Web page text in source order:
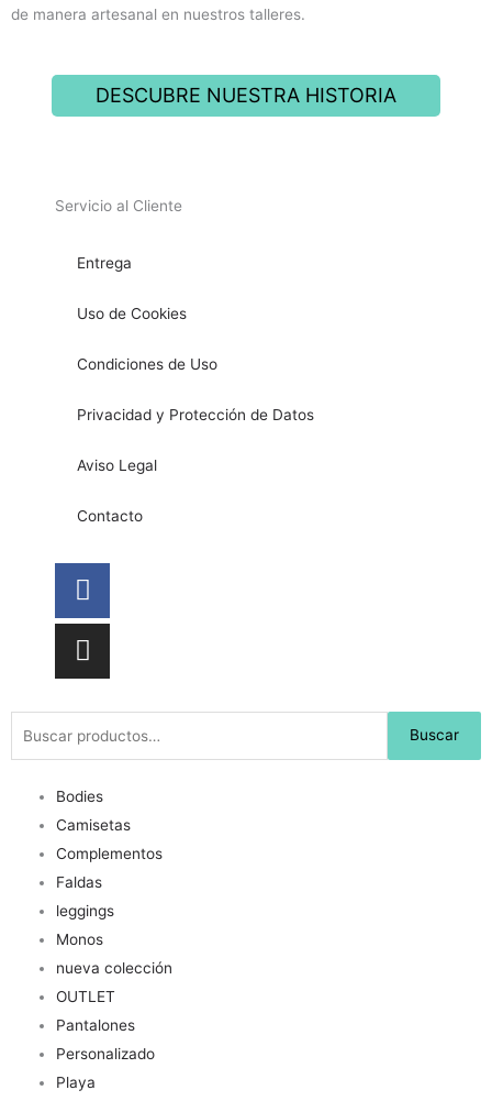
de manera artesanal en nuestros talleres.
DESCUBRE NUESTRA HISTORIA
Servicio al Cliente
Entrega
Uso de Cookies
Condiciones de Uso
Privacidad y Protección de Datos
Aviso Legal
Contacto
Facebook
Instagram
por:
Buscar
Bodies
Camisetas
Complementos
Faldas
leggings
Monos
nueva colección
OUTLET
Pantalones
Personalizado
Playa